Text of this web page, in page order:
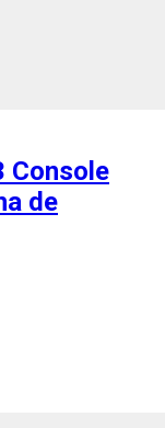
Console
de